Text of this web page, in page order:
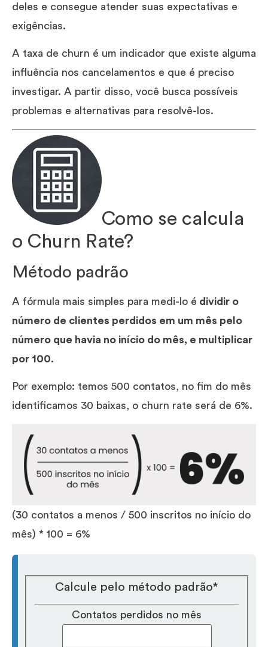
deles e consegue atender suas expectativas e
exigências.
A taxa de churn é um indicador que existe alguma
influência nos cancelamentos e que é preciso
investigar. A partir disso, você busca possíveis
problemas e alternativas para resolvê-los.
Como se calcula
o Churn Rate?
Método padrão
A fórmula mais simples para medi-lo é dividir o
número de clientes perdidos em um mês pelo
número que havia no início do mês, e multiplicar
por 100.
Por exemplo: temos 500 contatos, no fim do mês
identificamos 30 baixas, o churn rate será de 6%.
(30 contatos a menos / 500 inscritos no início do
mês) * 100 = 6%
Calcule pelo método padrão*
Contatos perdidos no mês